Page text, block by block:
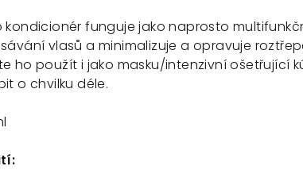
kondicionér funguje jako naprosto
vlasů a minimalizuje a opravuje
ho použít i jako masku/intenzivní ošetřující
o chvilku déle.